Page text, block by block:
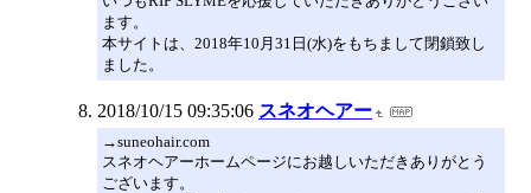
ます。
本サイトは、2018年10月31日(水)をもちまして閉鎖致し
ました。
2018/10/15 09:35:06 スネオヘアー
→suneohair.com
スネオヘアーホームページにお越しいただきありがとう
ございます。